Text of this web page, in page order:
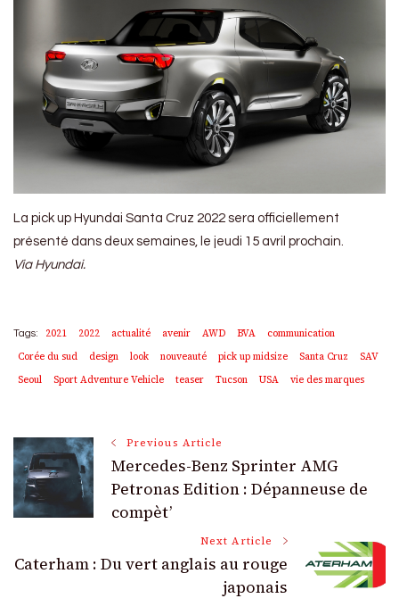
La pick up Hyundai Santa Cruz 2022 sera officiellement
présenté dans deux semaines, le jeudi 15 avril prochain.
Via Hyundai.
Tags: 2021 2022 actualité avenir AWD BVA
communication
Corée du sud
design look nouveauté pick up midsize Santa Cruz
SAV
Seoul
Sport Adventure Vehicle teaser Tucson USA vie des marques
Post
Navigation
Previous Article
Mercedes-Benz Sprinter AMG
Petronas Edition : Dépanneuse de
compèt’
Next Article
Caterham : Du vert anglais au rouge
japonais